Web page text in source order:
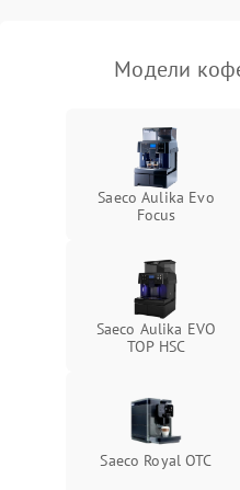
Модели
Saeco Aulika Evo
Focus
Saeco Aulika EVO
TOP HSC
Saeco Royal OTC